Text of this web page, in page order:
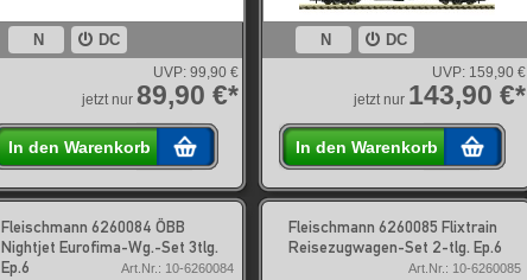
N DC
UVP: 99,90 €
jetzt nur 89,90 €*
In den Warenkorb
N DC
UVP: 159,90 €
jetzt nur 143,90 €*
In den Warenkorb
Fleischmann 6260084 ÖBB
Nightjet Eurofima-Wg.-Set 3tlg.
Ep.6
Art.Nr.: 10-6260084
Fleischmann 6260085 Flixtrain
Reisezugwagen-Set 2-tlg. Ep.6
Art.Nr.: 10-6260085